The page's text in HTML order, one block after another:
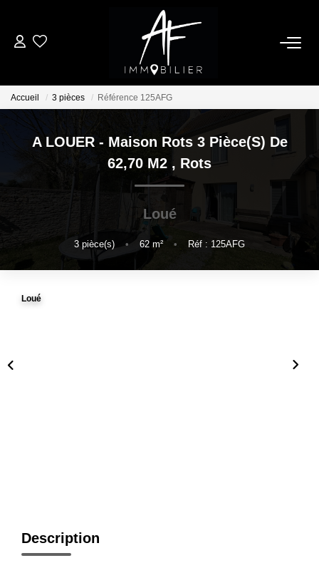
ACHETER
ESTIMER
Accueil 3 pièces Référence 125AFG
A LOUER - Maison Rots 3 Pièce(s) De
62,70 M2 , Rots
Loué
3 pièce(s) • 62 m² • Réf : 125AFG
Loué
Description